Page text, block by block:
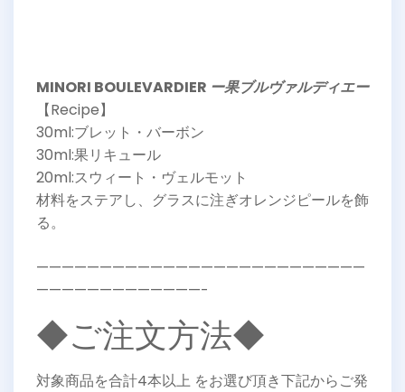
MINORI BOULEVARDIER ー果ブルヴァルディエー
【Recipe】
30ml:ブレット・バーボン
30ml:果リキュール
20ml:スウィート・ヴェルモット
材料をステアし、グラスに注ぎオレンジピールを飾
る。
——————————————————————————
—————————————-
◆ご注文方法◆
対象商品を合計4本以上 をお選び頂き下記からご発